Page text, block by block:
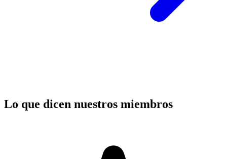
Lo que dicen nuestros miembros